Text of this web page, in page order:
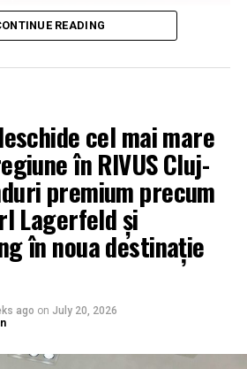
READING
cel mai mare
în RIVUS Cluj-
premium precum
Lagerfeld și
în noua destinație
ago on July 20, 2026